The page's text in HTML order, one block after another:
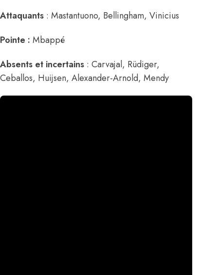
Attaquants : Mastantuono, Bellingham, Vinicius
Pointe : Mbappé
Absents et incertains : Carvajal, Rüdiger,
Ceballos, Huijsen, Alexander-Arnold, Mendy